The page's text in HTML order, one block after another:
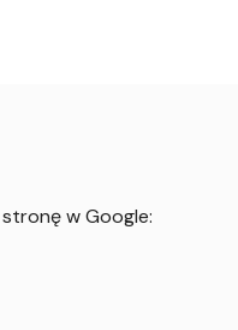
w Google: